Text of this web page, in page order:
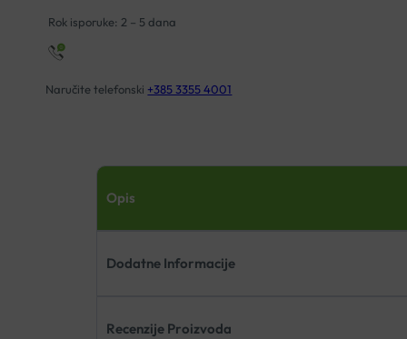
Rok isporuke: 2 – 5 dana
Naručite telefonski +385 3355 4001
Opis
Dodatne Informacije
Recenzije Proizvoda